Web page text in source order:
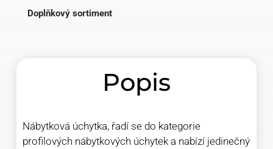
Doplňkový sortiment
Popis
Nábytková úchytka, řadí se do kategorie
profilových nábytkových úchytek a nabízí jedinečný